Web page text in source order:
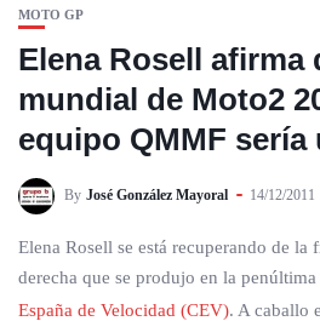
MOTO GP
Elena Rosell afirma
mundial de Moto2
equipo QMMF sería
By José González Mayoral 14/12/2011
Elena Rosell se está recuperando de la
derecha que se produjo en la
España de Velocidad (CEV). A caballo